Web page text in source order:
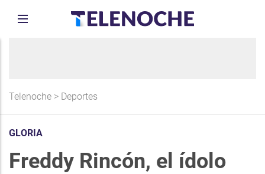
Telenoche > Deportes
GLORIA
Freddy Rincón, el ídolo